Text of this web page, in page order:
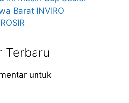
Barat INVIRO
Terbaru
untuk